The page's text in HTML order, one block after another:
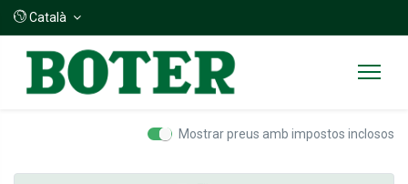
Català
Mostrar preus amb impostos inclosos